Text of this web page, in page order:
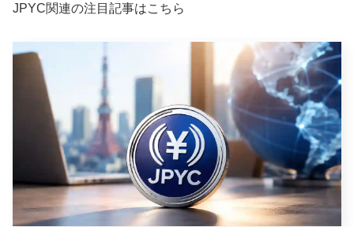
JPYC関連の注目記事はこちら